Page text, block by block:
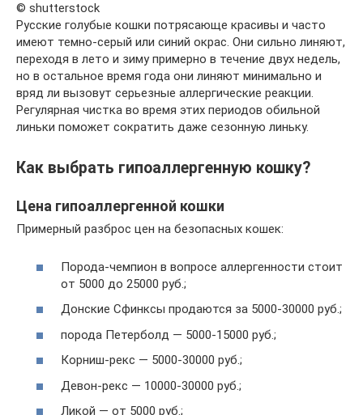
© shutterstock
Русские голубые кошки потрясающе красивы и часто
имеют темно-серый или синий окрас. Они сильно линяют,
переходя в лето и зиму примерно в течение двух недель,
но в остальное время года они линяют минимально и
вряд ли вызовут серьезные аллергические реакции.
Регулярная чистка во время этих периодов обильной
линьки поможет сократить даже сезонную линьку.
Как выбрать гипоаллергенную кошку?
Цена гипоаллергенной кошки
Примерный разброс цен на безопасных кошек:
Порода-чемпион в вопросе аллергенности стоит
от 5000 до 25000 руб.;
Донские Сфинксы продаются за 5000-30000 руб.;
порода Петерболд — 5000-15000 руб.;
Корниш-рекс — 5000-30000 руб.;
Девон-рекс — 10000-30000 руб.;
Ликой — от 5000 руб.;